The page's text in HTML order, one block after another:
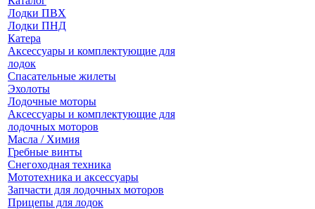
Лодки ПВХ
Лодки ПНД
Катера
Аксессуары и комплектующие для
лодок
Спасательные жилеты
Эхолоты
Лодочные моторы
Аксессуары и комплектующие для
лодочных моторов
Масла / Химия
Гребные винты
Снегоходная техника
Мототехника и аксессуары
Запчасти для лодочных моторов
Прицепы для лодок